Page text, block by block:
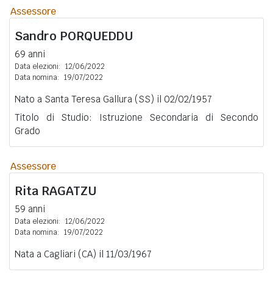
Assessore
Sandro PORQUEDDU
69 anni
Data elezioni: 12/06/2022
Data nomina: 19/07/2022
Nato a Santa Teresa Gallura (SS) il 02/02/1957
Titolo di Studio: Istruzione Secondaria di Secondo
Grado
Assessore
Rita RAGATZU
59 anni
Data elezioni: 12/06/2022
Data nomina: 19/07/2022
Nata a Cagliari (CA) il 11/03/1967